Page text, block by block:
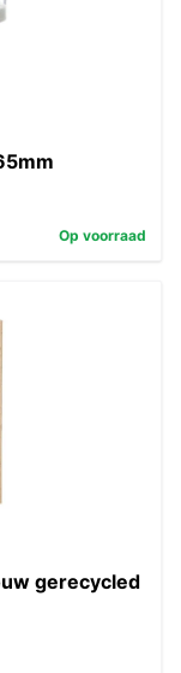
Op voorraad
gerecycled